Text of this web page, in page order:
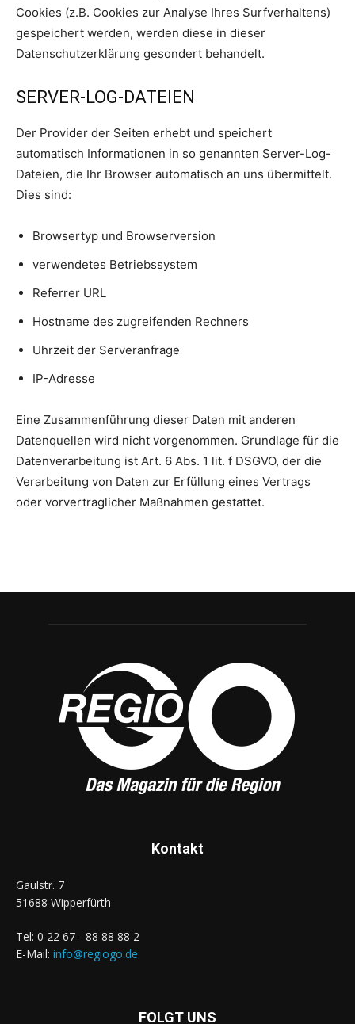
Cookies (z.B. Cookies zur Analyse Ihres Surfverhaltens)
gespeichert werden, werden diese in dieser
Datenschutzerklärung gesondert behandelt.
SERVER-LOG-DATEIEN
Der Provider der Seiten erhebt und speichert
automatisch Informationen in so genannten Server-Log-
Dateien, die Ihr Browser automatisch an uns übermittelt.
Dies sind:
Browsertyp und Browserversion
verwendetes Betriebssystem
Referrer URL
Hostname des zugreifenden Rechners
Uhrzeit der Serveranfrage
IP-Adresse
Eine Zusammenführung dieser Daten mit anderen
Datenquellen wird nicht vorgenommen. Grundlage für die
Datenverarbeitung ist Art. 6 Abs. 1 lit. f DSGVO, der die
Verarbeitung von Daten zur Erfüllung eines Vertrags
oder vorvertraglicher Maßnahmen gestattet.
Kontakt
Gaulstr. 7
51688 Wipperfürth
Tel: 0 22 67 - 88 88 88 2
E-Mail: info@regiogo.de
FOLGT UNS